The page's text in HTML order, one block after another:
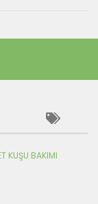
KUŞU BAKIMI